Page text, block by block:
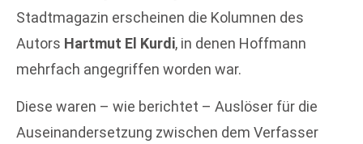
Stadtmagazin erscheinen die Kolumnen des
Autors Hartmut El Kurdi, in denen Hoffmann
mehrfach angegriffen worden war.
Diese waren – wie berichtet – Auslöser für die
Auseinandersetzung zwischen dem Verfasser